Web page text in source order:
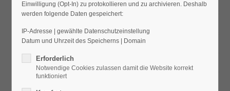
Mon - Fri 8:00am - 5:00pm(GMT +1)
Get in touch
Cybersteel Inc.
Einwilligung (Opt-In) zu protokollieren und zu archivieren. Deshalb
werden folgende Daten gespeichert:
IP-Adresse | gewählte Datenschutzeinstellung
Datum und Uhrzeit des Speicherns | Domain
Erforderlich
Notwendige Cookies zulassen damit die Website korrekt
funktioniert